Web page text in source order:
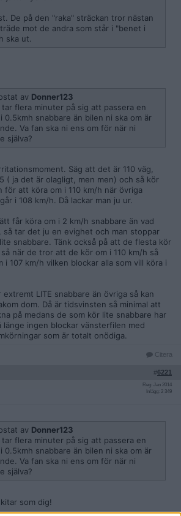
De på den "raka" sträckan tror nästan
mot de andra som står i "benet i
ska ut.
av Donner123
flera minuter på sig att passera en
0.5kmh snabbare än bilen ni ska om är
Va fan ska ni ens om för när ni
själva?
Säg att det är 110 väg,
( ja det är olagligt, men men) och så kör
att köra om i 110 km/h när övriga
i 108 km/h. Då lackar man ju ur.
får köra om i 2 km/h snabbare än vad
så tar det ju en evighet och man stoppar
snabbare. Tänk också på att de flesta kör
när de tror att de kör om i 110 km/h så
i 107 km/h vilken blockar alla som vill köra i
LITE snabbare än övriga så kan
dom. Då är tidsvinsten så minimal att
på medans de som kör lite snabbare har
ingen blockar vänsterfilen med
som är totalt onödiga.
Citera
#6221
Reg: Jan 2014
Inlägg: 2 349
av Donner123
flera minuter på sig att passera en
0.5kmh snabbare än bilen ni ska om är
Va fan ska ni ens om för när ni
själva?
som dig!